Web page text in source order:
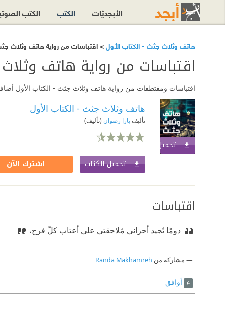
هاتف وثلاث جثث - الكتاب الأول> اقتباسات من رواية هاتف وثلاث
اقتباسات من رواية هاتف
اقتباسات ومقتطفات من رواية هاتف وثلاث جثث - الكتاب الأول
تحميل الكتاب اشترك الآن
هاتف وثلاث جثث - الكتاب الأول
تأليفيارا رضوان (تأليف)
تحميل الكتاب اشترك الآن
اقتباسات
دومًا تُجيد أحزاني مُلاحقتي على أعتاب كلّ فرح،
مشاركة من Randa Makhamreh
أوافق
الأبجديّات الكتب الكتب